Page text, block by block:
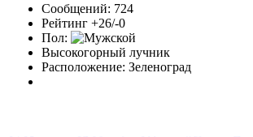
Сообщений: 724
Рейтинг +26/-0
Пол:
Высокогорный лучник
Расположение: Зеленоград